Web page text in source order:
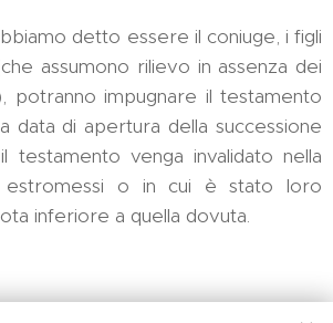
detto essere il coniuge, i figli
assumono rilievo in assenza dei
potranno impugnare il testamento
data di apertura della successione
testamento venga invalidato nella
o in cui è stato loro
inferiore a quella dovuta.